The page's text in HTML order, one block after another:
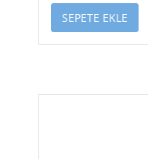
SEPETE EKLE